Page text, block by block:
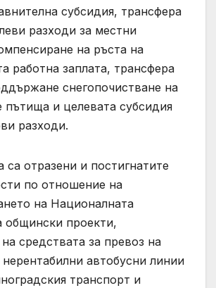
субсидия, трансфера
разходи за местни
на ръста на
работна заплата, трансфера
снегопочистване на
пътища и целевата субсидия
разходи.
са отразени и постигнатите
по отношение на
на Националната
общински проекти,
средствата за превоз на
автобусни линии
транспорт и